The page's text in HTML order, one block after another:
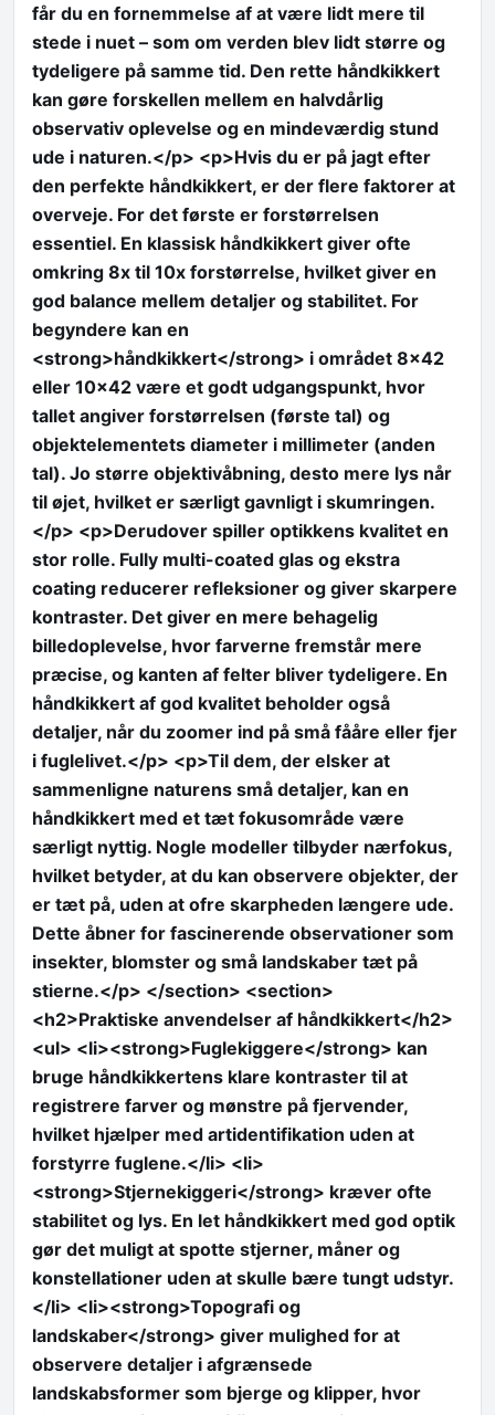
får du en fornemmelse af at være lidt mere til
stede i nuet – som om verden blev lidt større og
tydeligere på samme tid. Den rette håndkikkert
kan gøre forskellen mellem en halvdårlig
observativ oplevelse og en mindeværdig stund
ude i naturen.</p> <p>Hvis du er på jagt efter
den perfekte håndkikkert, er der flere faktorer at
overveje. For det første er forstørrelsen
essentiel. En klassisk håndkikkert giver ofte
omkring 8x til 10x forstørrelse, hvilket giver en
god balance mellem detaljer og stabilitet. For
begyndere kan en
<strong>håndkikkert</strong> i området 8×42
eller 10×42 være et godt udgangspunkt, hvor
tallet angiver forstørrelsen (første tal) og
objektelementets diameter i millimeter (anden
tal). Jo større objektivåbning, desto mere lys når
til øjet, hvilket er særligt gavnligt i skumringen.
</p> <p>Derudover spiller optikkens kvalitet en
stor rolle. Fully multi-coated glas og ekstra
coating reducerer refleksioner og giver skarpere
kontraster. Det giver en mere behagelig
billedoplevelse, hvor farverne fremstår mere
præcise, og kanten af felter bliver tydeligere. En
håndkikkert af god kvalitet beholder også
detaljer, når du zoomer ind på små fååre eller fjer
i fuglelivet.</p> <p>Til dem, der elsker at
sammenligne naturens små detaljer, kan en
håndkikkert med et tæt fokusområde være
særligt nyttig. Nogle modeller tilbyder nærfokus,
hvilket betyder, at du kan observere objekter, der
er tæt på, uden at ofre skarpheden længere ude.
Dette åbner for fascinerende observationer som
insekter, blomster og små landskaber tæt på
stierne.</p> </section> <section>
<h2>Praktiske anvendelser af håndkikkert</h2>
<ul> <li><strong>Fuglekiggere</strong> kan
bruge håndkikkertens klare kontraster til at
registrere farver og mønstre på fjervender,
hvilket hjælper med artidentifikation uden at
forstyrre fuglene.</li> <li>
<strong>Stjernekiggeri</strong> kræver ofte
stabilitet og lys. En let håndkikkert med god optik
gør det muligt at spotte stjerner, måner og
konstellationer uden at skulle bære tungt udstyr.
</li> <li><strong>Topografi og
landskaber</strong> giver mulighed for at
observere detaljer i afgrænsede
landskabsformer som bjerge og klipper, hvor